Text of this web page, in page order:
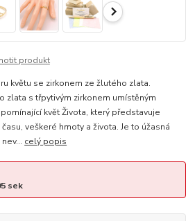
produkt
květu se zirkonem ze žlutého zlata.
zlata s třpytivým zirkonem umístěným
květ Života, který představuje
veškeré hmoty a života. Je to úžasná
celý popis
sek